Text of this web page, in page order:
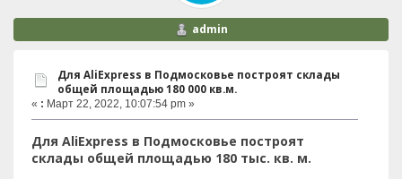
admin
Для AliExpress в Подмосковье построят склады
общей площадью 180 000 кв.м.
« : Март 22, 2022, 10:07:54 pm »
Для AliExpress в Подмосковье построят
склады общей площадью 180 тыс. кв. м.